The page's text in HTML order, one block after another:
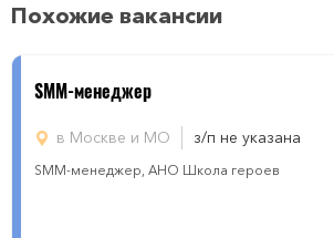
Похожие вакансии
SMM-менеджер
в Москве и МО з/п не указана
SMM-менеджер, АНО Школа героев